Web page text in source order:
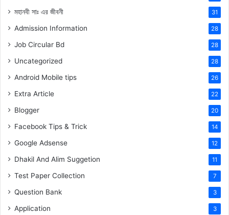
মহানবী সাঃ এর জীবনী 31
Admission Information 28
Job Circular Bd 28
Uncategorized 28
Android Mobile tips 26
Extra Article 22
Blogger 20
Facebook Tips & Trick 14
Google Adsense 12
Dhakil And Alim Suggetion 11
Test Paper Collection 7
Question Bank 3
Application 3